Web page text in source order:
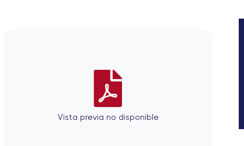
Vista previa no disponible